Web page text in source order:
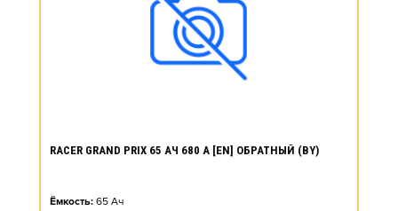
RACER GRAND PRIX 65 АЧ 680 А [EN] ОБРАТНЫЙ (BY)
Ёмкость: 65 Ач